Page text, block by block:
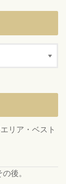
リア・ベスト
後。